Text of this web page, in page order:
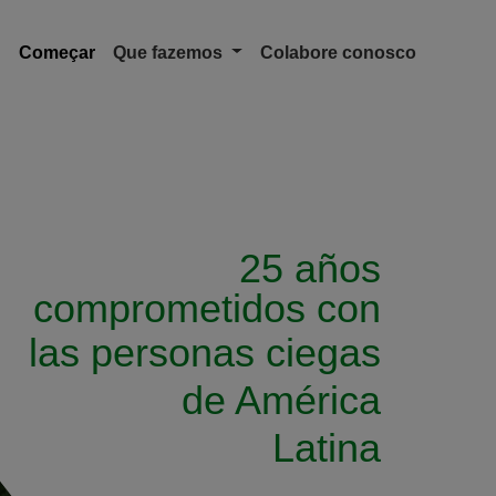
Começar Que fazemos Colabore conosco
25 años
comprometidos con
las personas ciegas
de América
Latina